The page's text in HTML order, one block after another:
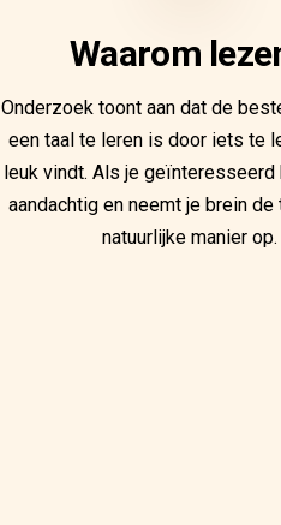
Waarom
Onderzoek toont aan dat de
een taal te leren is door iets te
leuk vindt. Als je geïnteresseerd
aandachtig en neemt je brein de
natuurlijke manier op.